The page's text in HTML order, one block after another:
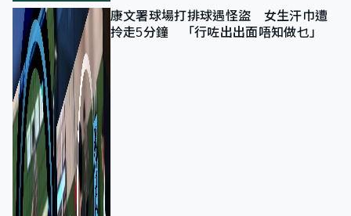
康文署球場打排球遇怪盜 女生汗巾遭
拎走5分鐘 「行咗出出面唔知做乜」